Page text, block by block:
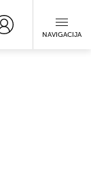
NAVIGACIJA